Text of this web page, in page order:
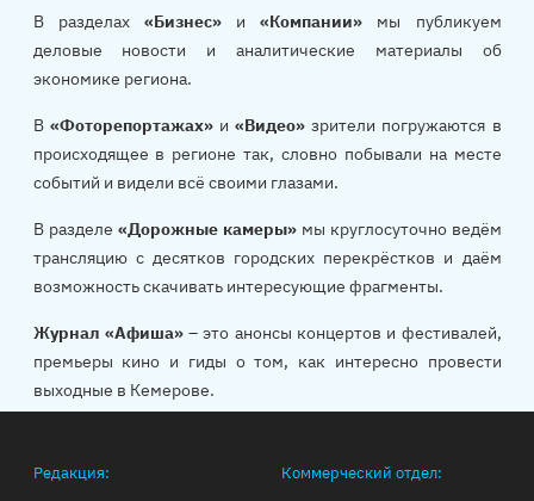
В разделах «Бизнес»и«Компании» мы публикуем
деловые новости и аналитические материалы об
экономике региона.
В «Фоторепортажах»и«Видео» зрители погружаются в
происходящее в регионе так, словно побывали на месте
событий и видели всё своими глазами.
В разделе «Дорожные камеры»мы круглосуточно ведём
трансляцию с десятков городских перекрёстков и даём
возможность скачивать интересующие фрагменты.
Журнал «Афиша»– это анонсы концертов и фестивалей,
премьеры кино и гиды о том, как интересно провести
выходные в Кемерове.
Редакция:
Коммерческий отдел: